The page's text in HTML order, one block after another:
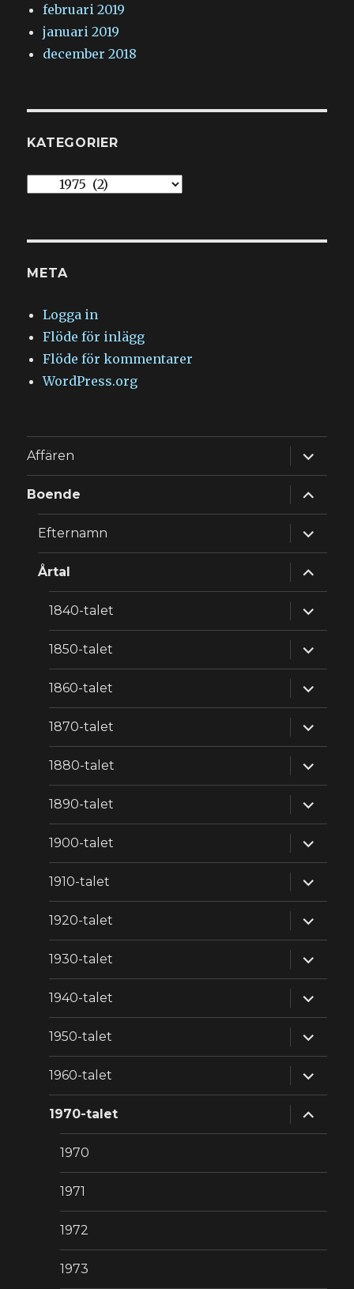
februari 2019
januari 2019
december 2018
KATEGORIER
Kategorier
META
Logga in
Flöde för inlägg
Flöde för kommentarer
WordPress.org
Affären
Boende
Efternamn
Årtal
1840-talet
1850-talet
1860-talet
1870-talet
1880-talet
1890-talet
1900-talet
1910-talet
1920-talet
1930-talet
1940-talet
1950-talet
1960-talet
1970-talet
1970
1971
1972
1973